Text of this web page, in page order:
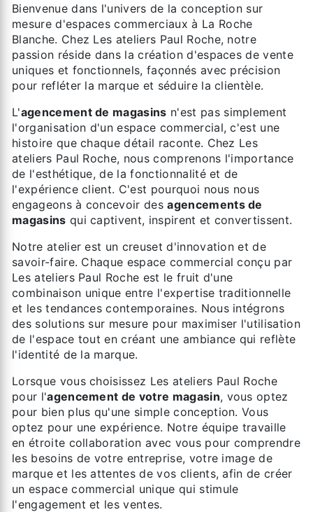
Bienvenue dans l'univers de la conception sur
mesure d'espaces commerciaux à La Roche
Blanche. Chez Les ateliers Paul Roche, notre
passion réside dans la création d'espaces de vente
uniques et fonctionnels, façonnés avec précision
pour refléter la marque et séduire la clientèle.
L'agencement de magasins n'est pas simplement
l'organisation d'un espace commercial, c'est une
histoire que chaque détail raconte. Chez Les
ateliers Paul Roche, nous comprenons l'importance
de l'esthétique, de la fonctionnalité et de
l'expérience client. C'est pourquoi nous nous
engageons à concevoir desagencements de
magasins qui captivent, inspirent et convertissent.
Notre atelier est un creuset d'innovation et de
savoir-faire. Chaque espace commercial conçu par
Les ateliers Paul Roche est le fruit d'une
combinaison unique entre l'expertise traditionnelle
et les tendances contemporaines. Nous intégrons
des solutions sur mesure pour maximiser l'utilisation
de l'espace tout en créant une ambiance qui reflète
l'identité de la marque.
Lorsque vous choisissez Les ateliers Paul Roche
pour l'agencement de votre magasin, vous optez
pour bien plus qu'une simple conception. Vous
optez pour une expérience. Notre équipe travaille
en étroite collaboration avec vous pour comprendre
les besoins de votre entreprise, votre image de
marque et les attentes de vos clients, afin de créer
un espace commercial unique qui stimule
l'engagement et les ventes.